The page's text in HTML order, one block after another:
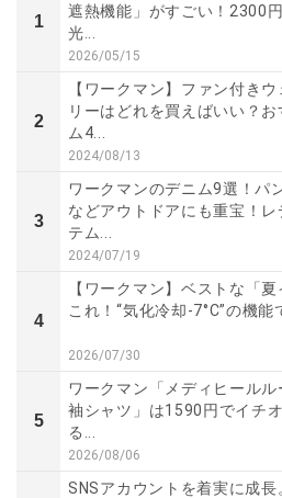
1
遮熱機能」がすごい！2300
光...
2026/05/15
2
【ワークマン】ファン付き
リーはどれを買えばいい？
ム4...
2024/08/13
3
ワークマンのデニム9選！パ
などアウトドアにも重宝！レ
テム...
2024/07/19
4
【ワークマン】ベストな「
これ！“気化冷却-7°C”の機能
2026/07/30
5
ワークマン「メディヒール
袖シャツ」は1590円でイチ
る...
2026/08/06
SNSアカウントを着実に成長